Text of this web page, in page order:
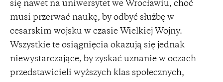
się nawet na uniwersytet we Wrocławiu, choć
musi przerwać naukę, by odbyć służbę w
cesarskim wojsku w czasie Wielkiej Wojny.
Wszystkie te osiągnięcia okazują się jednak
niewystarczające, by zyskać uznanie w oczach
przedstawicieli wyższych klas społecznych,